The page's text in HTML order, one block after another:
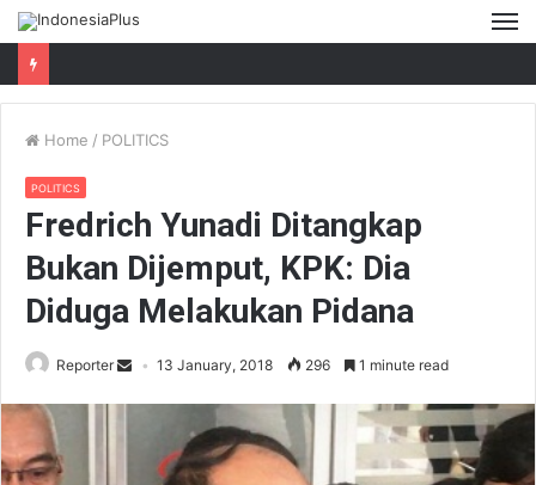
Home / POLITICS
POLITICS
Fredrich Yunadi Ditangkap
Bukan Dijemput, KPK: Dia
Diduga Melakukan Pidana
Reporter 13 January, 2018 296 1 minute read